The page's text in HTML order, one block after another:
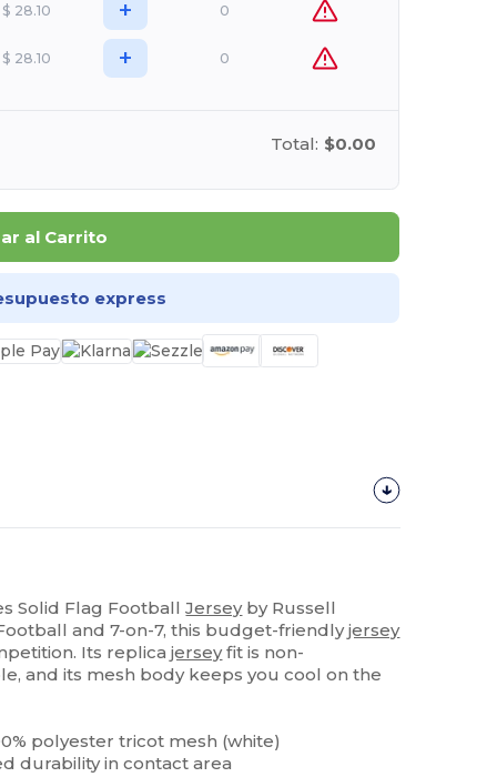
$ 28.10 + 0
$ 28.10 + 0
Total: $0.00
al Carrito
express
Solid Flag FootballJerseyby Russell
and 7-on-7, this budget-friendlyjersey
Its replicajerseyfit is non-
and its mesh body keeps you cool on the
polyester tricot mesh (white)
durability in contact area